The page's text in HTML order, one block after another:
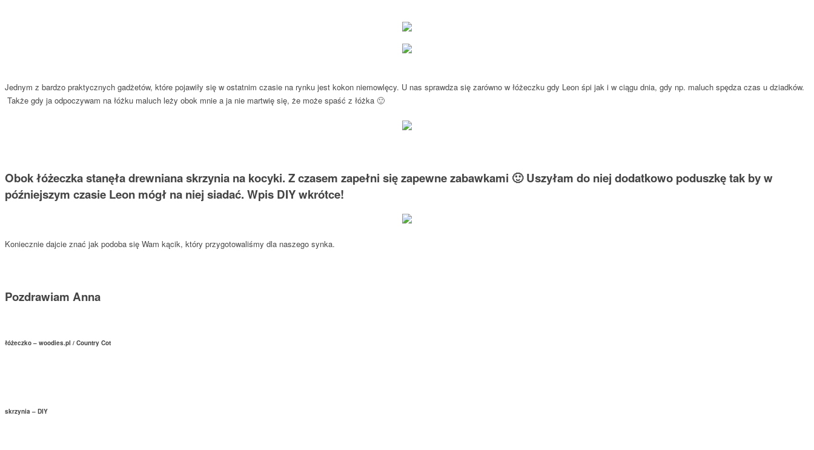
Jednym z bardzo praktycznych gadżetów, które pojawiły się w ostatnim czasie na rynku jest kokon niemowlęcy. U nas sprawdza się zarówno w łóżeczku gdy Leon śpi jak i w ciągu dnia, gdy np. maluch spędza czas u dziadków.
Także gdy ja odpoczywam na łóżku maluch leży obok mnie a ja nie martwię się, że może spaść z łóżka 🙂
Obok łóżeczka stanęła drewniana skrzynia na kocyki. Z czasem zapełni się zapewne zabawkami 🙂 Uszyłam do niej dodatkowo poduszkę tak by w
późniejszym czasie Leon mógł na niej siadać. Wpis DIY wkrótce!
Koniecznie dajcie znać jak podoba się Wam kącik, który przygotowaliśmy dla naszego synka.
Pozdrawiam Anna
łóżeczko – woodies.pl / Country Cot
skrzynia – DIY